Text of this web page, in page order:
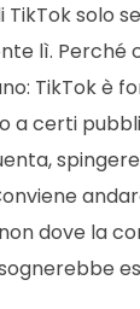
solo
lì. Perché
TikTok è
a certi
dove la